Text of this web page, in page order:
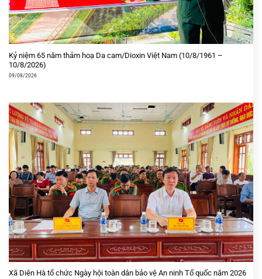
Kỷ niệm 65 năm thảm hoạ Da cam/Dioxin Việt Nam (10/8/1961 –
10/8/2026)
09/08/2026
Xã Diên Hà tổ chức Ngày hội toàn dân bảo vệ An ninh Tổ quốc năm 2026